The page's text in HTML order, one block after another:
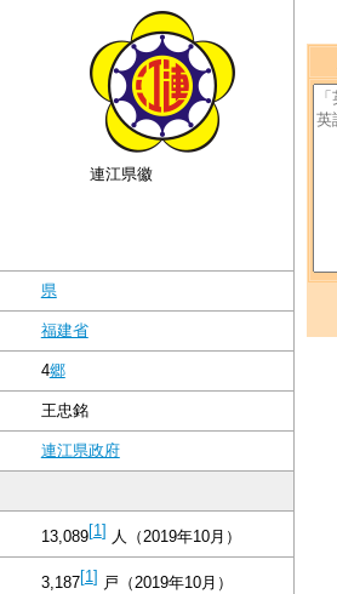
連江県徽
県
福建省
4郷
王忠銘
連江県政府
13,089[1 ] 人（2019年10月）
3,187[1 ] 戸（2019年10月）